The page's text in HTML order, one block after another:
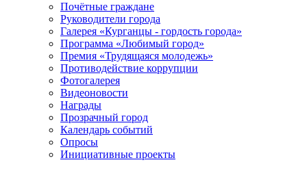
Почётные граждане
Руководители города
Галерея «Курганцы - гордость города»
Программа «Любимый город»
Премия «Трудящаяся молодежь»
Противодействие коррупции
Фотогалерея
Видеоновости
Награды
Прозрачный город
Календарь событий
Опросы
Инициативные проекты